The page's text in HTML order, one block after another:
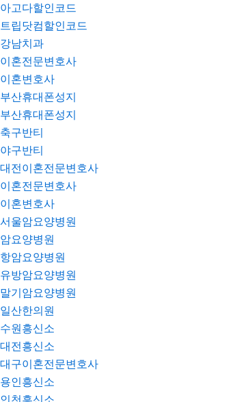
아고다할인코드
트립닷컴할인코드
강남치과
이혼전문변호사
이혼변호사
부산휴대폰성지
부산휴대폰성지
축구반티
야구반티
대전이혼전문변호사
이혼전문변호사
이혼변호사
서울암요양병원
암요양병원
항암요양병원
유방암요양병원
말기암요양병원
일산한의원
수원흥신소
대전흥신소
대구이혼전문변호사
용인흥신소
인천흥신소